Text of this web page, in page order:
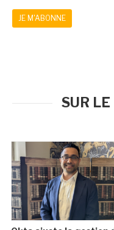
JE M'ABONNE
SUR